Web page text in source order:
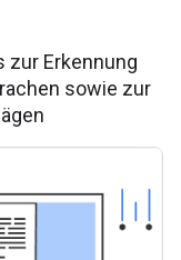
zur Erkennung
sowie zur